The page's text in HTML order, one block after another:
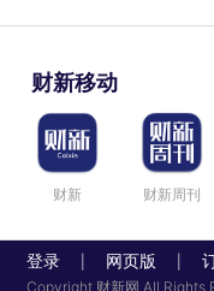
亿美元，在所有债券ETF
财新移动
财新 财新周刊
登录 网页版
Copyright 财新网 All Rights